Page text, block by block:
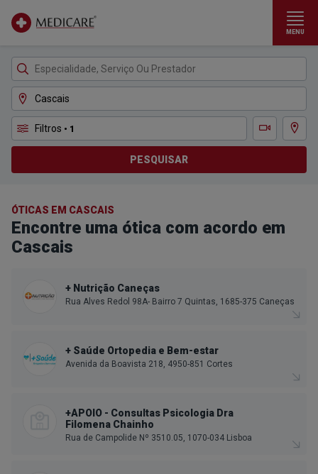
MENU
Filtros • 1
Teleconsulta
Ver
PESQUISAR
ÓTICAS EM CASCAIS
Encontre uma ótica com acordo em
Cascais
+ Nutrição Caneças
Rua Alves Redol 98A- Bairro 7 Quintas, 1685-375 Caneças
+ Saúde Ortopedia e Bem-estar
Avenida da Boavista 218, 4950-851 Cortes
+APOIO - Consultas Psicologia Dra
Filomena Chainho
Rua de Campolide Nº 3510.05, 1070-034 Lisboa